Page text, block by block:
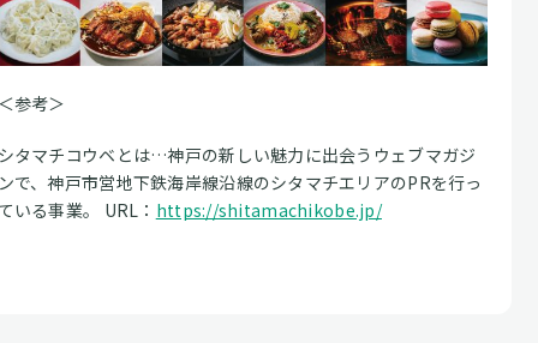
参考＞
タマチコウベとは…神戸の新しい魅力に出会うウェブマガジ
で、神戸市営地下鉄海岸線沿線のシタマチエリアのPRを行っ
いる事業。 URL： https://shitamachikobe.jp/